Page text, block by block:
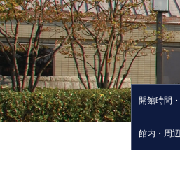
開館時間
館内・周